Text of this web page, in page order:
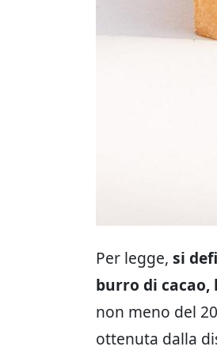
Per legge, si
burro di
non meno del
ottenuta dalla